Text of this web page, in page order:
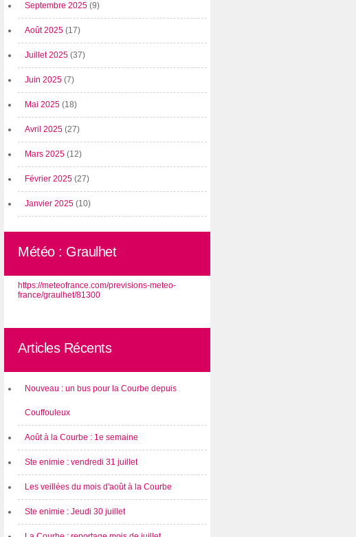
Septembre 2025 (9)
Août 2025 (17)
Juillet 2025 (37)
Juin 2025 (7)
Mai 2025 (18)
Avril 2025 (27)
Mars 2025 (12)
Février 2025 (27)
Janvier 2025 (10)
Météo : Graulhet
https://meteofrance.com/previsions-meteo-
france/graulhet/81300
Articles Récents
Nouveau : un bus pour la Courbe depuis
Couffouleux
Août à la Courbe : 1e semaine
Ste enimie : vendredi 31 juillet
Les veillées du mois d'août à la Courbe
Ste enimie : Jeudi 30 juillet